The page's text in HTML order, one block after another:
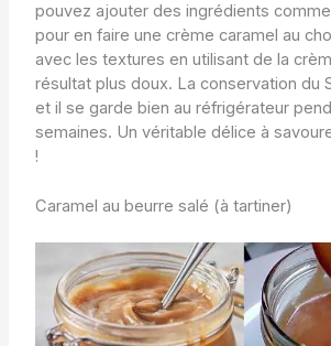
pouvez ajouter des ingrédients
pour en faire une crème caramel au
avec les textures en utilisant de la
résultat plus doux. La conservation du
et il se garde bien au réfrigérateur
semaines. Un véritable délice à
!
Caramel au beurre salé (à tartiner)